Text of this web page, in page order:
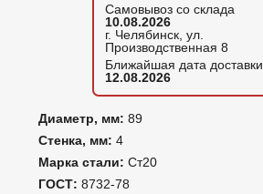
Диаметр, мм: 89
Стенка, мм: 4
Марка стали: Ст20
ГОСТ: 8732-78
Самовывоз со склада
10.08.2026
г. Челябинск, ул.
Производственная 8
Ближайшая дата доставки
12.08.2026